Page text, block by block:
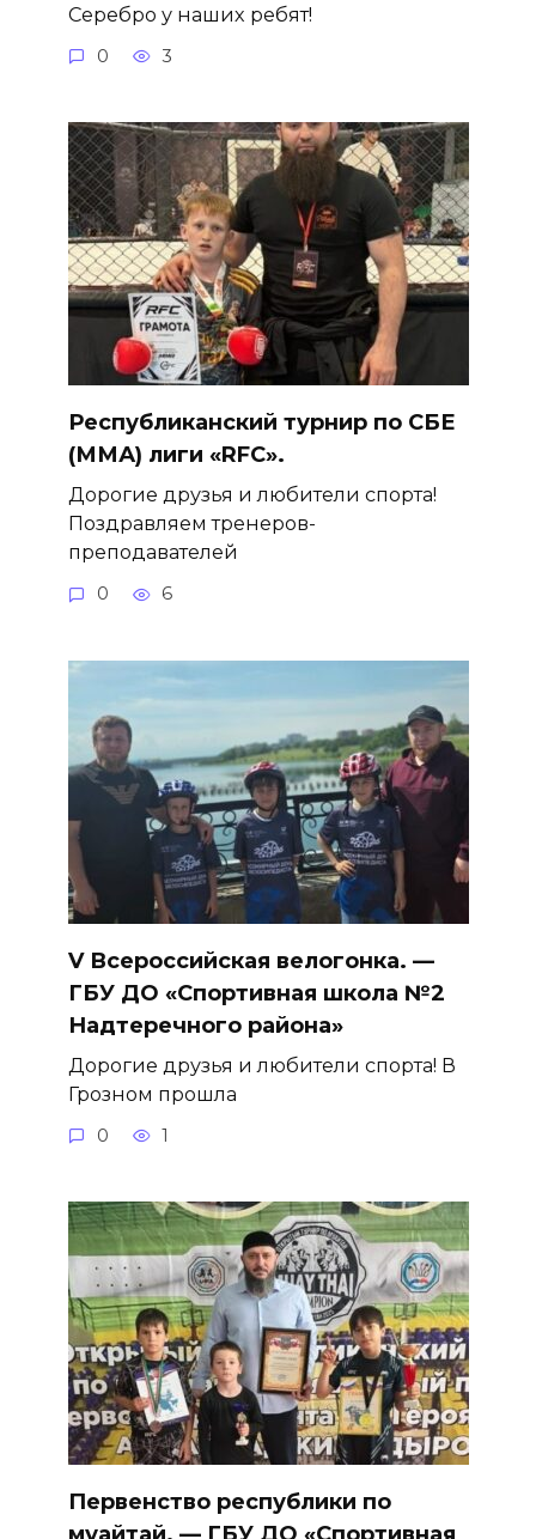
Серебро у наших ребят!
0 3
Республиканский турнир по СБЕ
(ММА) лиги «RFC».
Дорогие друзья и любители спорта!
Поздравляем тренеров-
преподавателей
0 6
V Всероссийская велогонка. —
ГБУ ДО «Спортивная школа №2
Надтеречного района»
Дорогие друзья и любители спорта! В
Грозном прошла
0 1
Первенство республики по